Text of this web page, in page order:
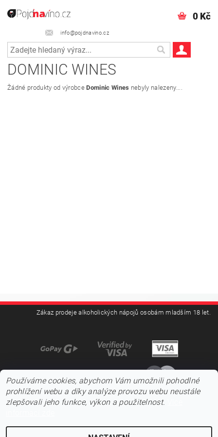
info@pojdnavino.cz
0 Kč
DOMINIC WINES
Žádné produkty od výrobceDominic Wines nebyly nalezeny....
Zákaz prodeje alkoholických nápojů osobám mladším 18 let.
Používáme cookies, abychom Vám umožnili pohodlné
prohlížení webu a díky analýze provozu webu neustále
zlepšovali jeho funkce, výkon a použitelnost.